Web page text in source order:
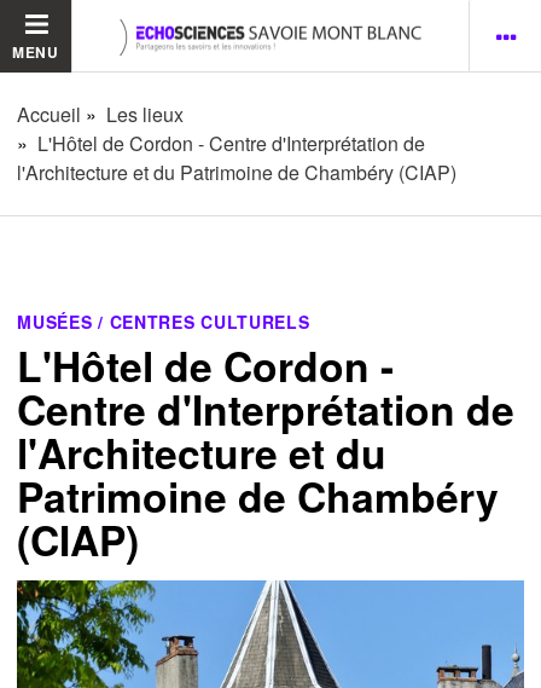
MENU
Accueil
Les lieux
L'Hôtel de Cordon - Centre d'Interprétation de
l'Architecture et du Patrimoine de Chambéry (CIAP)
MUSÉES / CENTRES CULTURELS
L'Hôtel de Cordon -
Centre d'Interprétation de
l'Architecture et du
Patrimoine de Chambéry
(CIAP)